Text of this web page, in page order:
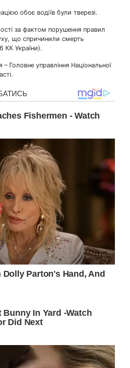
обоє водіїв були тверезі.
за фактом порушення правил
що спричинили смерть
КК України).
Головне управління Національної